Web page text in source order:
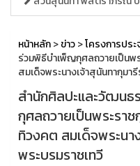
หน้าหลัก>ข่าว>โครงการประ
ร่วมพิธีบำเพ็ญกุศลถวายเป็นพ
สมเด็จพระนางเจ้าสุนันทากุมา
สำนักศิลปะและวัฒน
กุศลถวายเป็นพระรา
ทิวงคต สมเด็จพระนา
พระบรมราชเทวี